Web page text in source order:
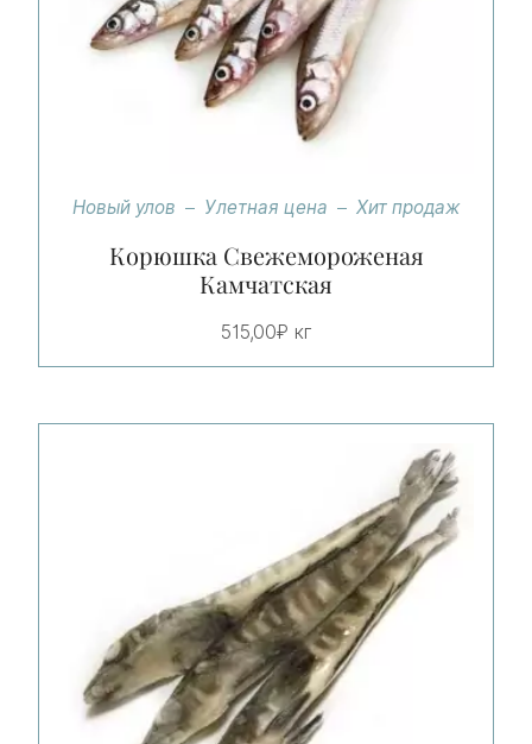
Новый улов Улетная цена Хит продаж
Корюшка Свежемороженая
Камчатская
515,00₽ кг